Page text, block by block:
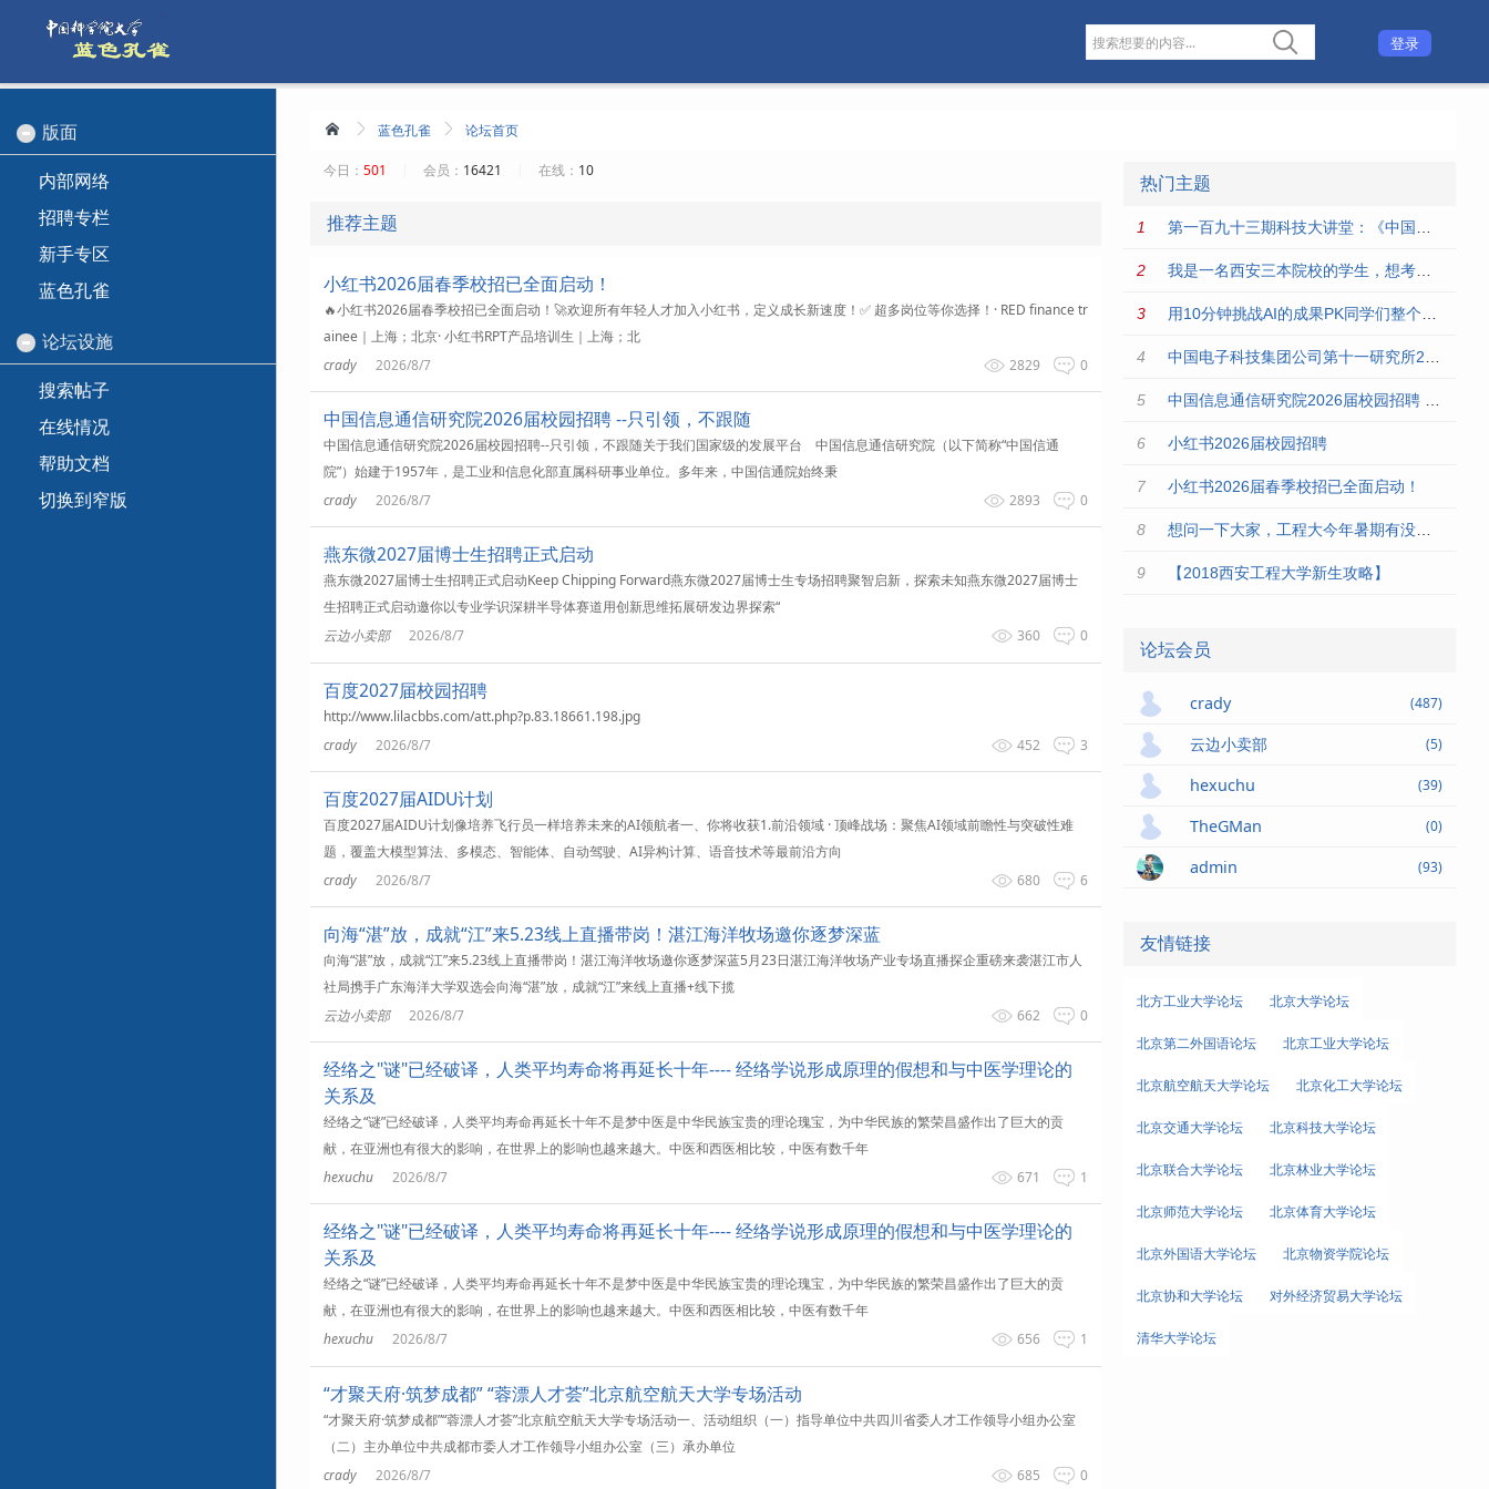
登录
版面
内部网络
招聘专栏
新手专区
蓝色孔雀
论坛设施
搜索帖子
在线情况
帮助文档
切换到窄版
蓝色孔雀 论坛首页
今日： 501 会员： 16421 在线： 10
推荐主题
小红书2026届春季校招已全面启动！
🔥小红书2026届春季校招已全面启动！🚀欢迎所有年轻人才加入小红书，定义成长新速度！✅ 超多岗位等你选择！· RED finance tr
ainee｜上海；北京· 小红书RPT产品培训生｜上海；北
0
2829
crady 2026/8/7
中国信息通信研究院2026届校园招聘 --只引领，不跟随
中国信息通信研究院2026届校园招聘--只引领，不跟随关于我们国家级的发展平台 中国信息通信研究院（以下简称“中国信通
院”）始建于1957年，是工业和信息化部直属科研事业单位。多年来，中国信通院始终秉
0
2893
crady 2026/8/7
燕东微2027届博士生招聘正式启动
燕东微2027届博士生招聘正式启动Keep Chipping Forward燕东微2027届博士生专场招聘聚智启新，探索未知燕东微2027届博士
生招聘正式启动邀你以专业学识深耕半导体赛道用创新思维拓展研发边界探索“
0
360
云边小卖部 2026/8/7
百度2027届校园招聘
http://www.lilacbbs.com/att.php?p.83.18661.198.jpg
3
452
crady 2026/8/7
百度2027届AIDU计划
百度2027届AIDU计划像培养飞行员一样培养未来的AI领航者一、你将收获1.前沿领域 · 顶峰战场：聚焦AI领域前瞻性与突破性难
题，覆盖大模型算法、多模态、智能体、自动驾驶、AI异构计算、语音技术等最前沿方向
6
680
crady 2026/8/7
向海“湛”放，成就“江”来5.23线上直播带岗！湛江海洋牧场邀你逐梦深蓝
向海“湛”放，成就“江”来5.23线上直播带岗！湛江海洋牧场邀你逐梦深蓝5月23日湛江海洋牧场产业专场直播探企重磅来袭湛江市人
社局携手广东海洋大学双选会向海“湛”放，成就“江”来线上直播+线下揽
0
662
云边小卖部 2026/8/7
经络之"谜"已经破译，人类平均寿命将再延长十年---- 经络学说形成原理的假想和与中医学理论的
关系及
经络之“谜”已经破译，人类平均寿命再延长十年不是梦中医是中华民族宝贵的理论瑰宝，为中华民族的繁荣昌盛作出了巨大的贡
献，在亚洲也有很大的影响，在世界上的影响也越来越大。中医和西医相比较，中医有数千年
1
671
hexuchu 2026/8/7
经络之"谜"已经破译，人类平均寿命将再延长十年---- 经络学说形成原理的假想和与中医学理论的
关系及
经络之“谜”已经破译，人类平均寿命再延长十年不是梦中医是中华民族宝贵的理论瑰宝，为中华民族的繁荣昌盛作出了巨大的贡
献，在亚洲也有很大的影响，在世界上的影响也越来越大。中医和西医相比较，中医有数千年
1
656
hexuchu 2026/8/7
“才聚天府·筑梦成都” “蓉漂人才荟”北京航空航天大学专场活动
“才聚天府·筑梦成都”“蓉漂人才荟”北京航空航天大学专场活动一、活动组织（一）指导单位中共四川省委人才工作领导小组办公室
（二）主办单位中共成都市委人才工作领导小组办公室（三）承办单位
0
685
crady 2026/8/7
热门主题
小红书2026届校园招聘
小红书2026届春季校招已全面启动！
【2018西安工程大学新生攻略】
论坛会员
crady (487)
云边小卖部 (5)
hexuchu (39)
TheGMan (0)
admin (93)
友情链接
北方工业大学论坛 北京大学论坛
北京第二外国语论坛 北京工业大学论坛
北京航空航天大学论坛 北京化工大学论坛
北京交通大学论坛 北京科技大学论坛
北京联合大学论坛 北京林业大学论坛
北京师范大学论坛 北京体育大学论坛
北京外国语大学论坛 北京物资学院论坛
北京协和大学论坛 对外经济贸易大学论坛
清华大学论坛